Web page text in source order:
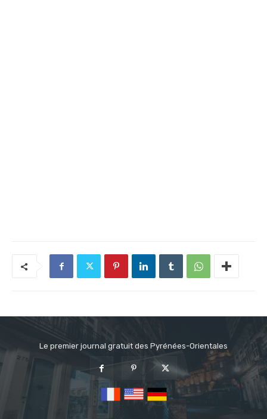
Le premier journal gratuit des Pyrénées-Orientales